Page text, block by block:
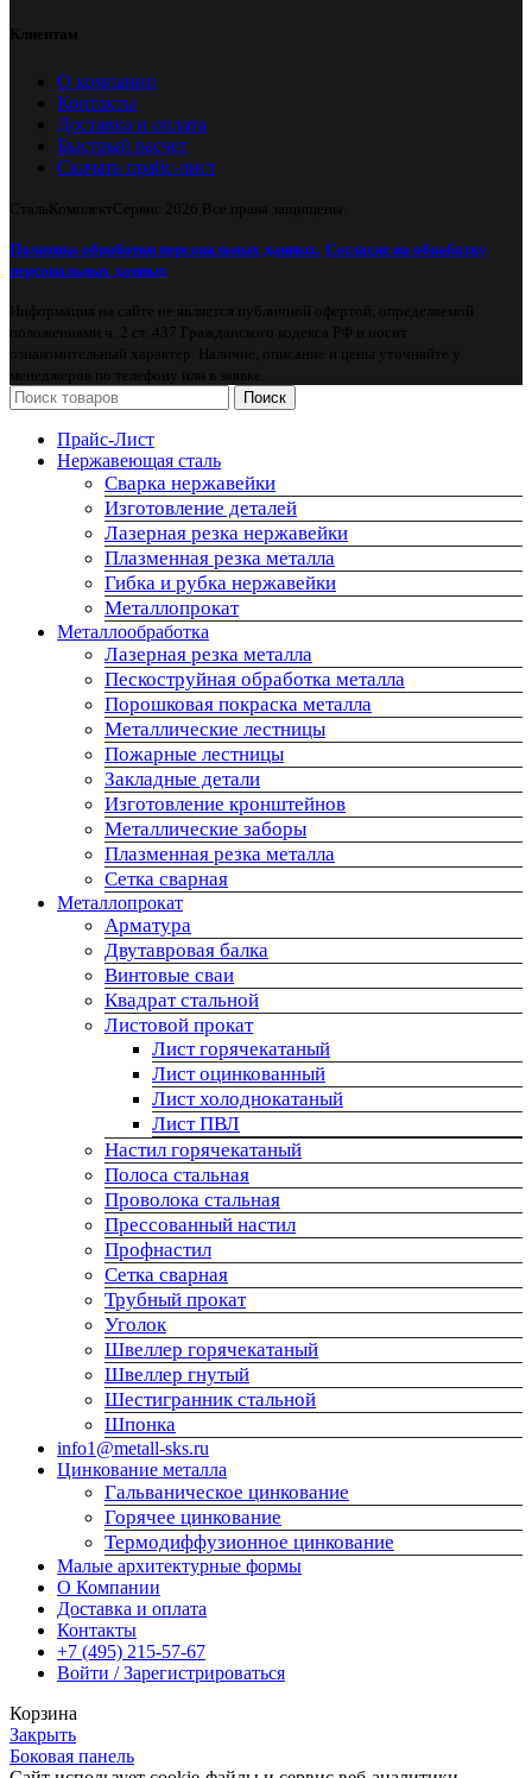
Клиентам
О компании
Контакты
Доставка и оплата
Быстрый расчет
Скачать прайс-лист
СтальКомплектСервис 2026 Все права защищены.
Политика обработки персональных данных. Согласие на обработку
персональных данных
Информация на сайте не является публичной офертой, определяемой
положениями ч. 2 ст. 437 Гражданского кодекса РФ и носит
ознакомительный характер. Наличие, описание и цены уточняйте у
менеджеров по телефону или в заявке.
Поиск
Прайс-Лист
Нержавеющая сталь
Сварка нержавейки
Изготовление деталей
Лазерная резка нержавейки
Плазменная резка металла
Гибка и рубка нержавейки
Металлопрокат
Металлообработка
Лазерная резка металла
Пескоструйная обработка металла
Порошковая покраска металла
Металлические лестницы
Пожарные лестницы
Закладные детали
Изготовление кронштейнов
Металлические заборы
Плазменная резка металла
Сетка сварная
Металлопрокат
Арматура
Двутавровая балка
Винтовые сваи
Квадрат стальной
Листовой прокат
Лист горячекатаный
Лист оцинкованный
Лист холоднокатаный
Лист ПВЛ
Настил горячекатаный
Полоса стальная
Проволока стальная
Прессованный настил
Профнастил
Сетка сварная
Трубный прокат
Уголок
Швеллер горячекатаный
Швеллер гнутый
Шестигранник стальной
Шпонка
info1@metall-sks.ru
Цинкование металла
Гальваническое цинкование
Горячее цинкование
Термодиффузионное цинкование
Малые архитектурные формы
О Компании
Доставка и оплата
Контакты
+7 (495) 215-57-67
Войти / Зарегистрироваться
Корзина
Закрыть
Боковая панель